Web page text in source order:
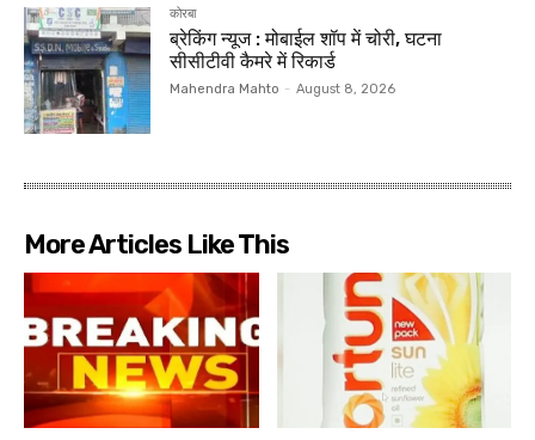
कोरबा
ब्रेकिंग न्यूज : मोबाईल शॉप में चोरी, घटना
सीसीटीवी कैमरे में रिकार्ड
Mahendra Mahto - August 8, 2026
More Articles Like This